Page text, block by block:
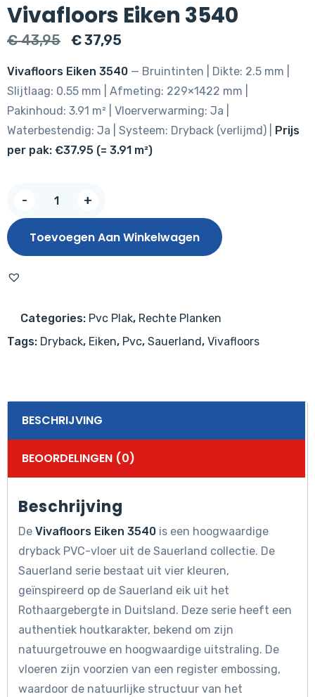
Vivafloors Eiken 3540
€43,95
Oorspronkelijke
€ 43,95.
€37,95
€ 37,95.
Vivafloors Eiken 3540 — Bruintinten | Dikte: 2.5 mm |
Slijtlaag: 0.55 mm | Afmeting: 229×1422 mm |
Pakinhoud: 3.91 m² | Vloerverwarming: Ja |
Waterbestendig: Ja | Systeem: Dryback (verlijmd) |
Prijs
per pak: €37.95 (= 3.91 m²)
-
3540
aantal
+
Toevoegen Aan Winkelwagen
Categories: Pvc Plak, Rechte Planken
Tags: Dryback, Eiken, Pvc, Sauerland, Vivafloors
BESCHRIJVING
BEOORDELINGEN (0)
Beschrijving
De Vivafloors Eiken 3540 is een hoogwaardige
dryback PVC-vloer uit de Sauerland collectie. De
Sauerland serie bestaat uit vier kleuren,
geïnspireerd op de Sauerland eik uit het
Rothaargebergte in Duitsland. Deze serie heeft een
authentiek houtkarakter, bekend om zijn
natuurgetrouwe en hoogwaardige uitstraling. De
vloeren zijn voorzien van een register embossing,
waardoor de natuurlijke structuur van het